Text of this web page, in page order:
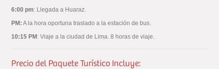
6:00 pm: Llegada a Huaraz.
PM: A la hora oportuna traslado a la estación de bus.
10:15 PM: Viaje a la ciudad de Lima. 8 horas de viaje.
Precio del Paquete Turístico Incluye: